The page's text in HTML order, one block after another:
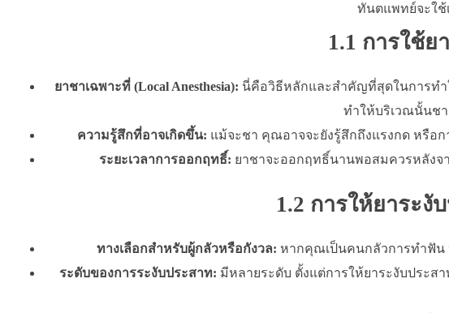
ทันตแพทย์จะใช้
1.1 การใช้
ยาชาเฉพาะที่ (Local Anesthesia): นี่คือวิธีหลักและสำคัญที่สุดในการทำ
ทำให้บริเวณนั้นช
ความรู้สึกที่อาจเกิดขึ้น: แม้จะชา คุณอาจจะยังรู้สึกถึงแรงกด หรือ
ระยะเวลาการออกฤทธิ์: ยาชาจะออกฤทธิ์นานพอสมควรหลังจ
1.2 การให้ยาระงั
ทางเลือกสำหรับผู้กลัวหรือกังวล: หากคุณเป็นคนกลัวการทำฟัน
ระดับของการระงับประสาท: มีหลายระดับ ตั้งแต่การให้ยาระงับประส